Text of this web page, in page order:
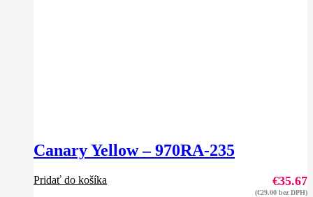
Canary Yellow – 970RA-235
€35.67
(€29.00 bez DPH)
Pridať do košíka